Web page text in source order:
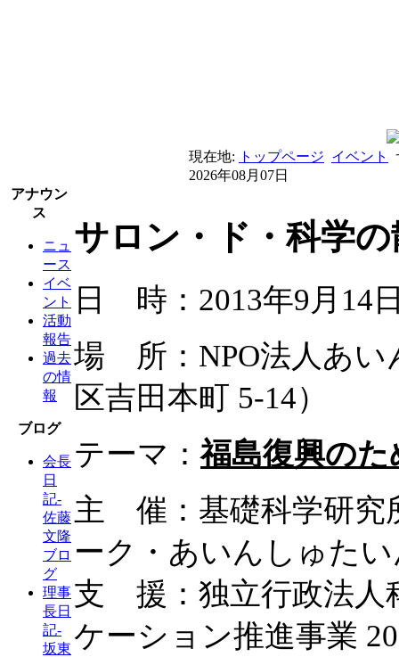
現在地: トップページ イベント
2026年08月07日
アナウン
ス
ニュ
ース
イベ
ント
活動
報告
過去
の情
報
ブログ
会長
日
記-
佐藤
文隆
ブロ
グ
理事
長日
記-
坂東
サロン・ド・科学
日 時：2013年9月14
場 所：NPO法人あい
区吉田本町 5-14）
テーマ：福島復興のた
主 催：基礎科学研究
ーク・あいんしゅた
支 援：独立行政法人
ケーション推進事業